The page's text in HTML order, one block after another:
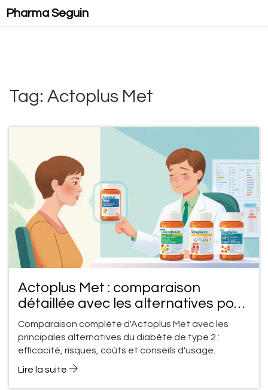
Pharma Seguin
Tag: Actoplus Met
Actoplus Met : comparaison
détaillée avec les alternatives pour
le diabète de type 2
Comparaison complète d'Actoplus Met avec les
principales alternatives du diabète de type 2 :
efficacité, risques, coûts et conseils d'usage.
Lire la suite